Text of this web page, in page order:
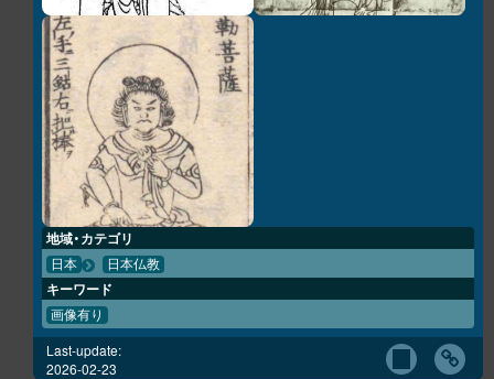
地域・カテゴリ
日本 日本仏教
キーワード
画像有り
Last-update:
2026-02-23